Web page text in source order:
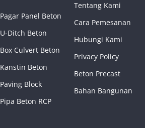
Pagar Panel Beton
U-Ditch Beton
Box Culvert Beton
Kanstin Beton
Paving Block
Pipa Beton RCP
Tentang Kami
Cara Pemesanan
Hubungi Kami
Privacy Policy
Beton Precast
Bahan Bangunan